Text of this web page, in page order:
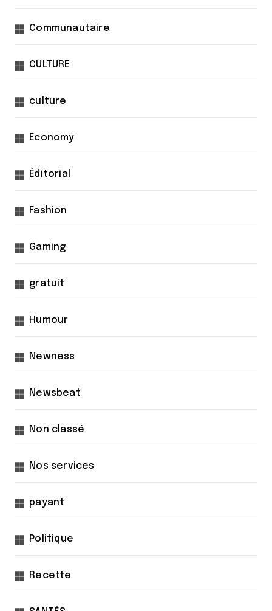
Communautaire
CULTURE
culture
Economy
Éditorial
Fashion
Gaming
gratuit
Humour
Newness
Newsbeat
Non classé
Nos services
payant
Politique
Recette